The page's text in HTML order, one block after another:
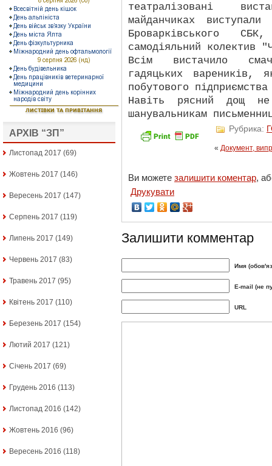
АРХІВ “ЗП”
Листопад 2017 (69)
Жовтень 2017 (146)
Вересень 2017 (147)
Серпень 2017 (119)
Липень 2017 (149)
Червень 2017 (83)
Травень 2017 (95)
Квітень 2017 (110)
Березень 2017 (154)
Лютий 2017 (121)
Січень 2017 (69)
Грудень 2016 (113)
Листопад 2016 (142)
Жовтень 2016 (96)
Вересень 2016 (118)
театралізовані
майданчиках
Броварківського
самодіяльний колектив
Всім вистачило
гадяцьких вареників,
побутового
Навіть рясний дощ
шанувальникам
Рубрика:
« Документ,
Ви можете залишити коментар,
Друкувати
Залишити комментар
Имя
E-mail (не
URL